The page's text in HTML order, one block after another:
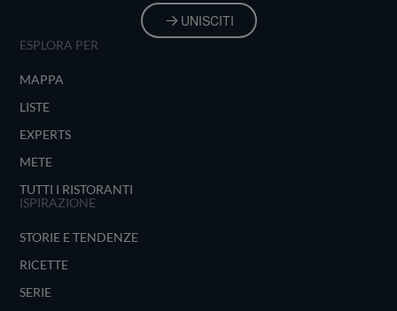
UNISCITI
ESPLORA PER
MAPPA
LISTE
EXPERTS
METE
TUTTI I RISTORANTI
ISPIRAZIONE
STORIE E TENDENZE
RICETTE
SERIE